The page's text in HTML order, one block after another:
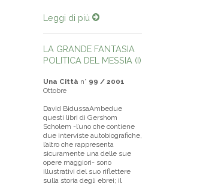
Leggi di più
LA GRANDE FANTASIA
POLITICA DEL MESSIA (I)
Una Città n° 99 / 2001
Ottobre
David BidussaAmbedue
questi libri di Gershom
Scholem -l’uno che contiene
due interviste autobiografiche,
l’altro che rappresenta
sicuramente una delle sue
opere maggiori- sono
illustrativi del suo riflettere
sulla storia degli ebrei; il